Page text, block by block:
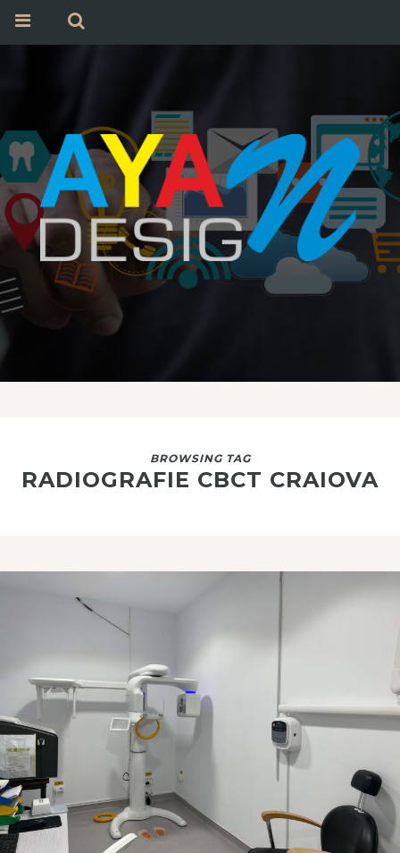
BROWSING TAG
RADIOGRAFIE CBCT CRAIOVA